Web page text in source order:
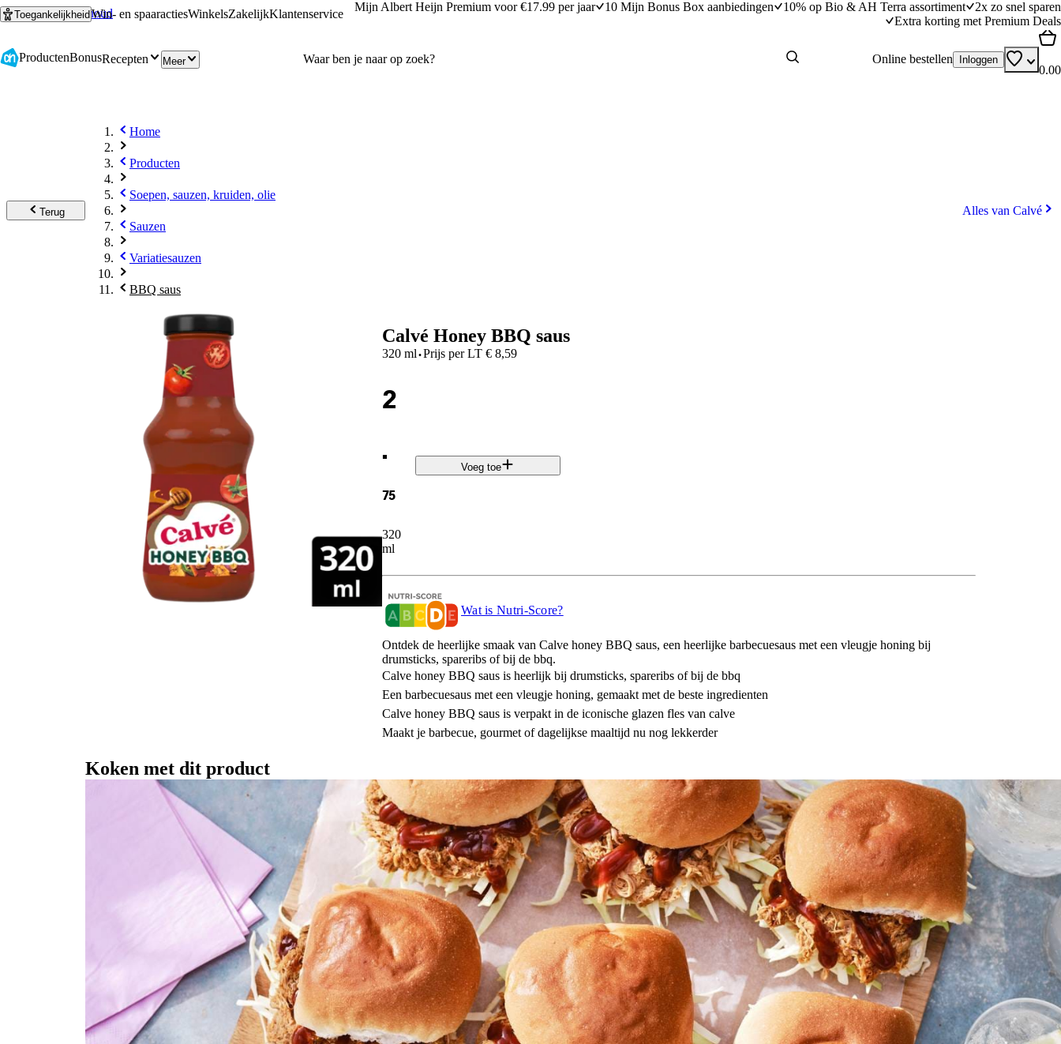
Ga naar hoofdinhoud
Ga naar zoeken
ToegankelijkheidWin- en spaaractiesWinkelsZakelijkKlantenservice
Mijn Albert Heijn Premium voor €17.99 per jaar 10 Mijn Bonus Box aanbiedingen 10% op Bio & AH Terra assortiment
2x zo snel sparen
Extra korting met Premium Deals
ProductenBonusRecepten Meer Online bestellen Inloggen
0.00
Terug
Home
Producten
Soepen, sauzen, kruiden, olie
Sauzen
Variatiesauzen
BBQ saus
Alles van Calvé
Calvé Honey BBQ saus
320 ml·Prijs per LT€ 8,59
2
.
75
320
ml
Voeg toe
Wat is Nutri-Score?
Ontdek de heerlijke smaak van Calve honey BBQ saus, een heerlijke barbecuesaus met een vleugje honing bij
drumsticks, spareribs of bij de bbq.
Calve honey BBQ saus is heerlijk bij drumsticks, spareribs of bij de bbq
Een barbecuesaus met een vleugje honing, gemaakt met de beste ingredienten
Calve honey BBQ saus is verpakt in de iconische glazen fles van calve
Maakt je barbecue, gourmet of dagelijkse maaltijd nu nog lekkerder
Koken met dit product